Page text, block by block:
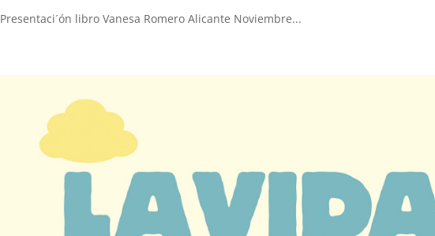
Presentaci´ón libro Vanesa Romero Alicante Noviembre...